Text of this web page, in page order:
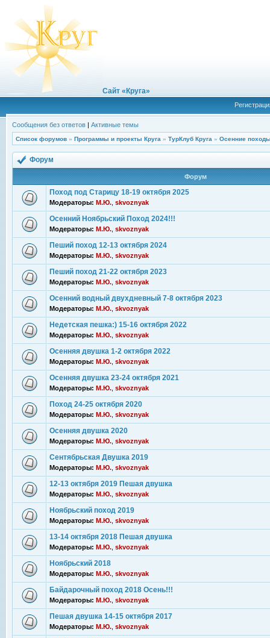
Сайт «Круга»
Сообщения без ответов | Активные темы
Список форумов » Программы и проекты Круга » ТурКлуб Круга » Осенние
Форум
Форум
Поход под Старицу 18-19 октября 2025
Модераторы: М.Ю. skvoznyak
Осенний Ноябрьский Поход 2024!!!
Модераторы: М.Ю. skvoznyak
Пеший поход 12-13 октября 2024
Модераторы: М.Ю. skvoznyak
Пеший поход 21-22 октября 2023
Модераторы: М.Ю. skvoznyak
Осенний водный двухдневный 7-8 октября 2023
Модераторы: М.Ю. skvoznyak
Недетская пешка:) 15-16 октября 2022
Модераторы: М.Ю. skvoznyak
Осенняя двушка 1-2 октября 2022
Модераторы: М.Ю. skvoznyak
Осенняя двушка 23-24 октября 2021
Модераторы: М.Ю. skvoznyak
Поход 24-25 октября 2020
Модераторы: М.Ю. skvoznyak
Осенняя двушка 2020
Модераторы: М.Ю. skvoznyak
Сентябрьская Двушка 2019
Модераторы: М.Ю. skvoznyak
12-13 октября 2019 Пешая двушка
Модераторы: М.Ю. skvoznyak
Ноябрьский поход 2019
Модераторы: М.Ю. skvoznyak
13-14 октября 2018 Пешая двушка
Модераторы: М.Ю. skvoznyak
Ноябрьский 2018
Модераторы: М.Ю. skvoznyak
Байдарочный поход 2018 Осень!!!
Модераторы: М.Ю. skvoznyak
Пешая двушка 14-15 октября 2017
Модераторы: М.Ю. skvoznyak